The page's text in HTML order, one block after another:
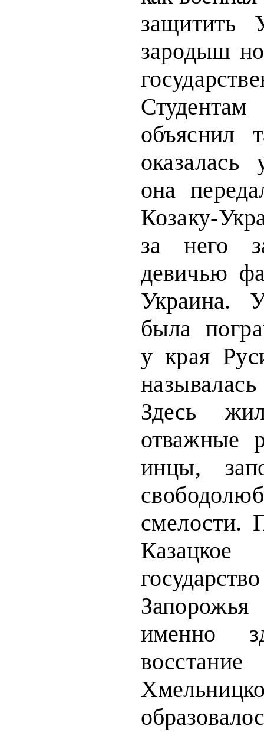
защитить
зародыш
объяс­нил
она
Козаку-
за него
девичью
Украина.
была
у края
Здесь
отважные
инцы,
смелости.
именно